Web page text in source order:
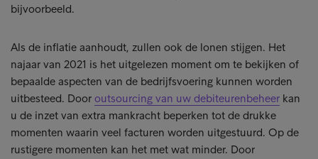
bijvoorbeeld.
Als de inflatie aanhoudt, zullen ook de lonen stijgen. Het
najaar van 2021 is het uitgelezen moment om te bekijken of
bepaalde aspecten van de bedrijfsvoering kunnen worden
uitbesteed. Door outsourcing van uw debiteurenbeheer kan
u de inzet van extra mankracht beperken tot de drukke
momenten waarin veel facturen worden uitgestuurd. Op de
rustigere momenten kan het met wat minder. Door